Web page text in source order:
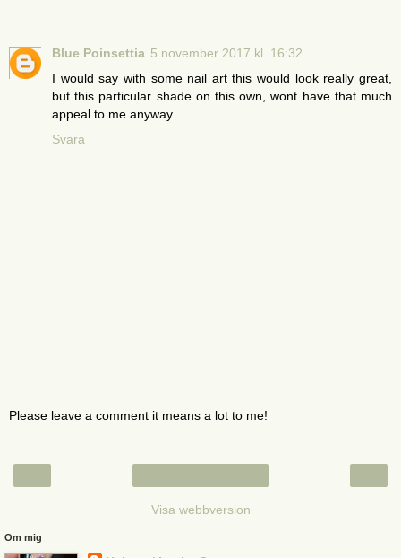
Blue Poinsettia 5 november 2017 kl. 16:32
I would say with some nail art this would look really great,
but this particular shade on this own, wont have that much
appeal to me anyway.
Svara
Please leave a comment it means a lot to me!
Visa webbversion
Om mig